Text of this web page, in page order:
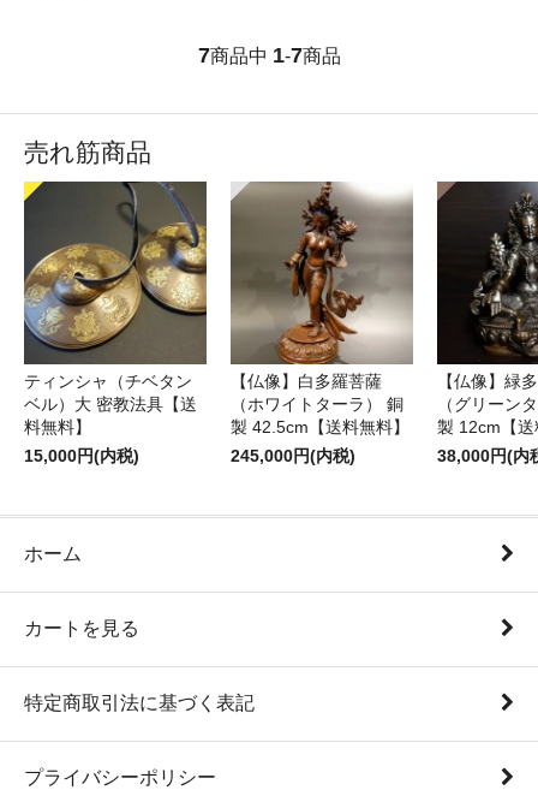
7商品中 1-7商品
売れ筋商品
ティンシャ（チベタン
ベル）大 密教法具【送
料無料】
15,000円(内税)
【仏像】白多羅菩薩
（ホワイトターラ） 銅
製 42.5cm【送料無料】
245,000円(内税)
【仏像】緑
（グリーン
製 12cm【
38,000円(内
ホーム
カートを見る
特定商取引法に基づく表記
プライバシーポリシー